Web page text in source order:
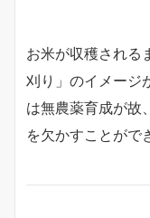
お米が収穫される
刈り」のイメージ
は無農薬育成が故
を欠かすことがで